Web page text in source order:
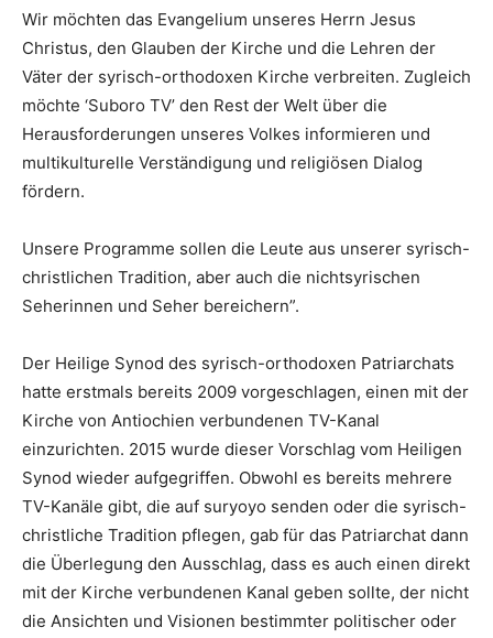
Wir möchten das Evangelium unseres Herrn Jesus
Christus, den Glauben der Kirche und die Lehren der
Väter der syrisch-orthodoxen Kirche verbreiten. Zugleich
möchte ‘Suboro TV’ den Rest der Welt über die
Herausforderungen unseres Volkes informieren und
multikulturelle Verständigung und religiösen Dialog
fördern.
Unsere Programme sollen die Leute aus unserer syrisch-
christlichen Tradition, aber auch die nichtsyrischen
Seherinnen und Seher bereichern”.
Der Heilige Synod des syrisch-orthodoxen Patriarchats
hatte erstmals bereits 2009 vorgeschlagen, einen mit der
Kirche von Antiochien verbundenen TV-Kanal
einzurichten. 2015 wurde dieser Vorschlag vom Heiligen
Synod wieder aufgegriffen. Obwohl es bereits mehrere
TV-Kanäle gibt, die auf suryoyo senden oder die syrisch-
christliche Tradition pflegen, gab für das Patriarchat dann
die Überlegung den Ausschlag, dass es auch einen direkt
mit der Kirche verbundenen Kanal geben sollte, der nicht
die Ansichten und Visionen bestimmter politischer oder